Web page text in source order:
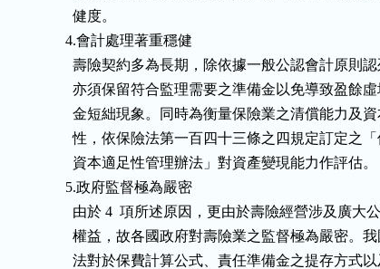
                健度。
              4.會計處理著重穩健
壽險契約多為長期，除依據一般公認會計原則
亦須保留符合監理需要之準備金以免導致盈餘
金短絀現象。同時為衡量保險業之清償能力及
性，依保險法第一百四十三條之四規定訂定之
                資本適足性管理辦法」對資產變現能力作評估。
              5.政府監督極為嚴密
由於 4  項所述原因，更由於壽險經營涉及廣大
權益，故各國政府對壽險業之監督極為嚴密。
法對於保費計算公式、責任準備金之提存方式